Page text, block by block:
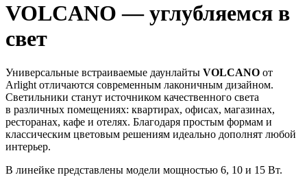
VOLCANO — углубляемся в
свет
Универсальные встраиваемые даунлайты VOLCANO от
Arlight отличаются современным лаконичным дизайном.
Светильники станут источником качественного света
в различных помещениях: квартирах, офисах, магазинах,
ресторанах, кафе и отелях. Благодаря простым формам и
классическим цветовым решениям идеально дополнят любой
интерьер.
В линейке представлены модели мощностью 6, 10 и 15 Вт.